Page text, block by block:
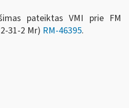
pateiktas VMI prie FM
31-2 Mr) RM-46395.